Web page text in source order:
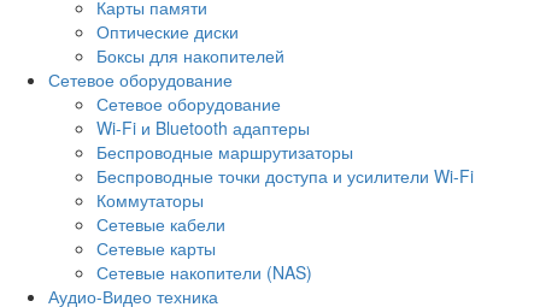
Карты памяти
Оптические диски
Боксы для накопителей
Сетевое оборудование
Сетевое оборудование
Wi-Fi и Bluetooth адаптеры
Беспроводные маршрутизаторы
Беспроводные точки доступа и усилители Wi-Fi
Коммутаторы
Сетевые кабели
Сетевые карты
Сетевые накопители (NAS)
Аудио-Видео техника